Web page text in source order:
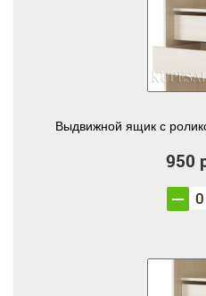
Выдвижной ящик с
950